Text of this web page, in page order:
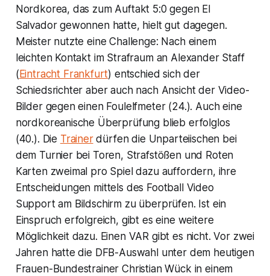
Nordkorea, das zum Auftakt 5:0 gegen El
Salvador gewonnen hatte, hielt gut dagegen.
Meister nutzte eine Challenge: Nach einem
leichten Kontakt im Strafraum an Alexander Staff
( Eintracht Frankfurt) entschied sich der
Schiedsrichter aber auch nach Ansicht der Video-
Bilder gegen einen Foulelfmeter (24.). Auch eine
nordkoreanische Überprüfung blieb erfolglos
(40.). Die Trainerdürfen die Unparteiischen bei
dem Turnier bei Toren, Strafstößen und Roten
Karten zweimal pro Spiel dazu auffordern, ihre
Entscheidungen mittels des Football Video
Support am Bildschirm zu überprüfen. Ist ein
Einspruch erfolgreich, gibt es eine weitere
Möglichkeit dazu. Einen VAR gibt es nicht. Vor zwei
Jahren hatte die DFB-Auswahl unter dem heutigen
Frauen-Bundestrainer Christian Wück in einem